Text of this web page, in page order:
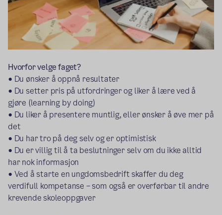
Hvorfor velge faget?
• Du ønsker å oppnå resultater
• Du setter pris på utfordringer og liker å lære ved å
gjøre (learning by doing)
• Du liker å presentere muntlig, eller ønsker å øve mer på
det
• Du har tro på deg selv og er optimistisk
• Du er villig til å ta beslutninger selv om du ikke alltid
har nok informasjon
• Ved å starte en ungdomsbedrift skaffer du deg
verdifull kompetanse – som også er overførbar til andre
krevende skoleoppgaver